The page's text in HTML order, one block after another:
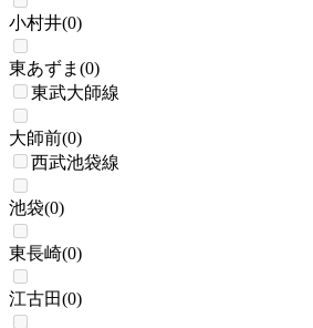
小村井(0)
東あずま (0)
東武大師線
大師前(0)
西武池袋線
池袋(0)
東長崎(0)
江古田(0)